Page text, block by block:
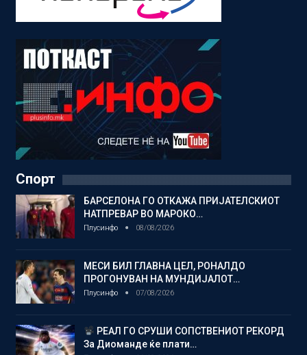
Спорт
БАРСЕЛОНА ГО ОТКАЖА ПРИЈАТЕЛСКИОТ
НАТПРЕВАР ВО МАРОКО…
Плусинфо 08/08/2026
МЕСИ БИЛ ГЛАВНА ЦЕЛ, РОНАЛДО
ПРОГОНУВАН НА МУНДИЈАЛОТ…
Плусинфо 07/08/2026
РЕАЛ ГО СРУШИ СОПСТВЕНИОТ РЕКОРД
За Диоманде ќе плати…